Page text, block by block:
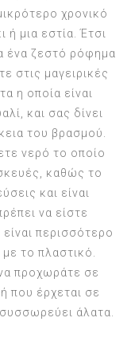
χρονικό
ή μια εστία. Έτσι
ένα ζεστό ρόφημα
στις μαγειρικές
η οποία είναι
και σας δίνει
του βρασμού.
νερό το οποίο
καθώς το
και είναι
να είστε
περισσότερο
το πλαστικό.
προχωράτε σε
που έρχεται σε
άλατα.